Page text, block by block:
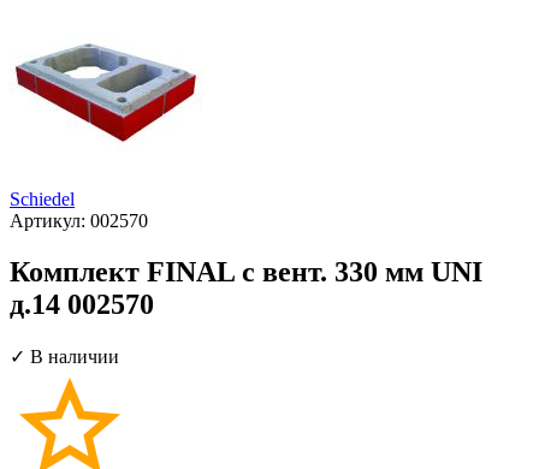
Schiedel
Артикул: 002570
Комплект FINAL с вент. 330 мм UNI
д.14 002570
✓ В наличии